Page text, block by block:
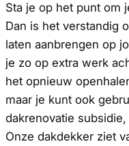
Sta je op het punt om
Dan is het verstandig
laten aanbrengen op
je zo op extra werk
het opnieuw
maar je kunt ook
dakrenovatie
Onze dakdekker ziet